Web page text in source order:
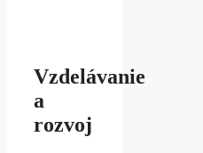
Vzdelávanie
a
rozvoj